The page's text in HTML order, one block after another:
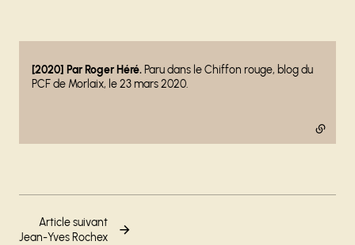
- lien externe
[2020] Par Roger Héré. Paru dans le Chiffon rouge, blog du
PCF de Morlaix, le 23 mars 2020.
Article suivant
Jean-Yves Rochex